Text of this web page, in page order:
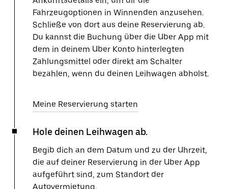
Fahrzeugoptionen in Winnenden anzusehen.
Schließe von dort aus deine Reservierung ab.
Du kannst die Buchung über die Uber App mit
dem in deinem Uber Konto hinterlegten
Zahlungsmittel oder direkt am Schalter
bezahlen, wenn du deinen Leihwagen abholst.
Meine Reservierung starten
Hole deinen Leihwagen ab.
Begib dich an dem Datum und zu der Uhrzeit,
die auf deiner Reservierung in der Uber App
aufgeführt sind, zum Standort der
Autovermietung.